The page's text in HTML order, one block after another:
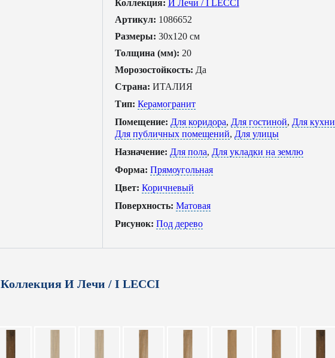
Коллекция: И Лечи / I LECCI
Артикул: 1086652
Размеры: 30x120 см
Толщина (мм): 20
Морозостойкость: Да
Страна: ИТАЛИЯ
Тип: Керамогранит
Помещение: Для коридора, Для гостиной, Для кухни
Для публичных помещений, Для улицы
Назначение: Для пола, Для укладки на землю
Форма: Прямоугольная
Цвет: Коричневый
Поверхность: Матовая
Рисунок: Под дерево
Коллекция И Лечи / I LECCI